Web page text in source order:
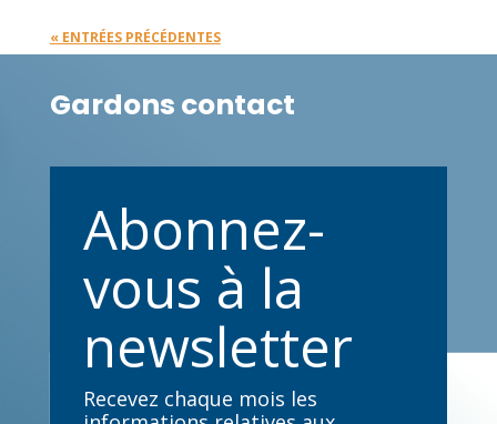
« ENTRÉES PRÉCÉDENTES
Gardons contact
Abonnez-
vous à la
newsletter
Recevez chaque mois les